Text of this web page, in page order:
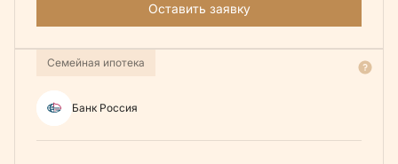
Оставить заявку
Семейная ипотека
Банк Россия